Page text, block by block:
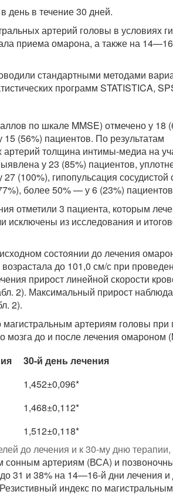
день в течение 30 дней.
артерий головы в условиях
приема омарона, а также на
стандартными методами
программ STATISTICA,
по шкале MMSE) отмечено у 18
(56%) пациентов. По результатам
артерий толщина интимы-медиа на
у 23 (85%) пациентов,
(100%), гипопульсация
более 50% — у 6 (23%)
отметили 3 пациента, которым
из исследования и
состоянии до лечения
до 101,0 см/с при
прирост линейной скорости
2). Максимальный прирост
2).
магистральным артериям головы
до и после лечения омароном
30-й день лечения
1,452±0,096*
1,468±0,112*
1,512±0,118*
до лечения и к 30-му дню терапии,
сонным артериям (ВСА) и
31 и 38% на 14—16-й дни лечения и
индекс по